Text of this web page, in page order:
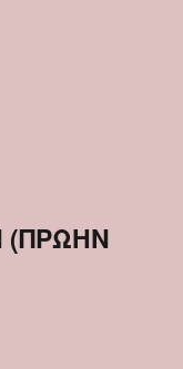
(ΠΡΩΗΝ